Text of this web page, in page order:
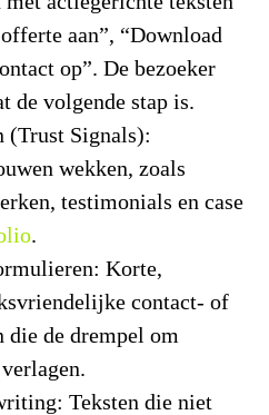
aan”, “Download
op”. De bezoeker
de volgende stap is.
(Trust Signals):
wekken, zoals
testimonials en case
.
Korte,
contact- of
die de drempel om
Teksten die niet